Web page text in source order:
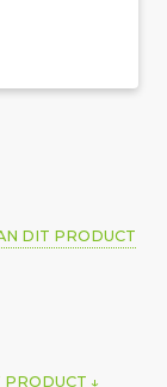
DIT PRODUCT
PRODUCT